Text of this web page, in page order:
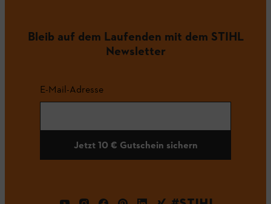
Bleib auf dem Laufenden mit dem STIHL
Newsletter
E-Mail-Adresse
Jetzt 10 € Gutschein sichern